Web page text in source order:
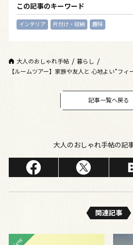
この記事のキーワード
インテリア 片付け・収納 趣味
大人のおしゃれ手帖
暮らし
【ルームツアー】家族や友人と 心地よい”フィ
記事一覧へ戻る
大人のおしゃれ手帖の記
関連記事